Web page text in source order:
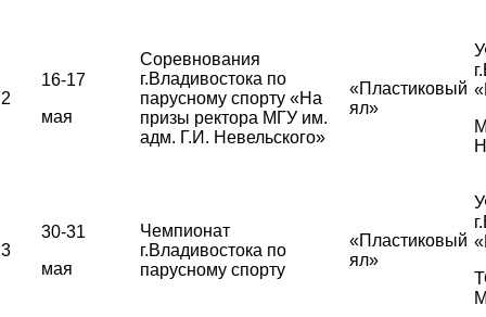
2
16-17
мая
Соревнования
г.Владивостока по
парусному спорту «На
призы ректора МГУ им.
адм. Г.И. Невельского»
«Пластиковый
ял»
3
30-31
мая
Чемпионат
г.Владивостока по
парусному спорту
«Пластиковый
ял»